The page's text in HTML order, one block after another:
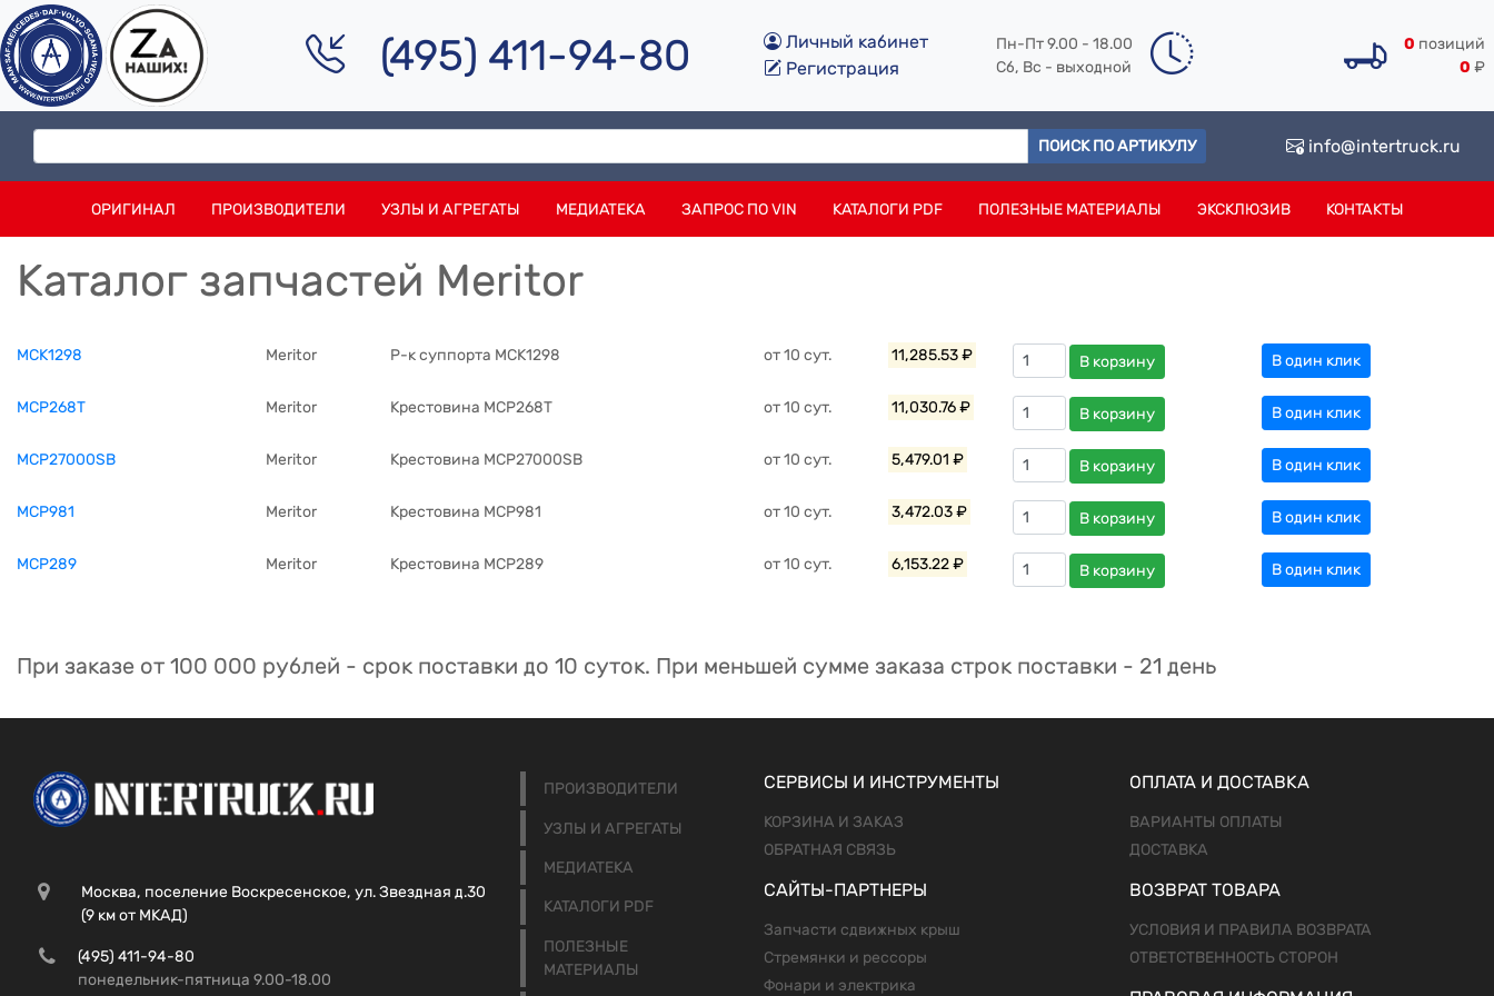
(495) 411-94-80
Личный кабинет
Регистрация
Пн-Пт 9.00 - 18.00
Сб, Вс - выходной
0 позиций
0 ₽
ПОИСК ПО АРТИКУЛУ info@intertruck.ru
ОРИГИНАЛ ПРОИЗВОДИТЕЛИ УЗЛЫ И АГРЕГАТЫ МЕДИАТЕКА ЗАПРОС ПО VIN КАТАЛОГИ PDF ПОЛЕЗНЫЕ МАТЕРИАЛЫ ЭКСКЛЮЗИВ КОНТАКТЫ
Каталог запчастей Meritor
MCK1298 Meritor Р-к суппорта MCK1298 от 10 сут. 11,285.53 ₽ В корзину В один клик
MCP268T Meritor Крестовина MCP268T от 10 сут. 11,030.76 ₽ В корзину В один клик
MCP27000SB Meritor Крестовина MCP27000SB от 10 сут. 5,479.01 ₽ В корзину В один клик
MCP981 Meritor Крестовина MCP981 от 10 сут. 3,472.03 ₽ В корзину В один клик
MCP289 Meritor Крестовина MCP289 от 10 сут. 6,153.22 ₽ В корзину В один клик
При заказе от 100 000 рублей - срок поставки до 10 суток. При меньшей сумме заказа строк поставки - 21 день
Москва, поселение Воскресенское, ул. Звездная д.30
(9 км от МКАД)
(495) 411-94-80
понедельник-пятница 9.00-18.00
ПРОИЗВОДИТЕЛИ
УЗЛЫ И АГРЕГАТЫ
МЕДИАТЕКА
КАТАЛОГИ PDF
ПОЛЕЗНЫЕ
МАТЕРИАЛЫ
СЕРВИСЫ И ИНСТРУМЕНТЫ
КОРЗИНА И ЗАКАЗ
ОБРАТНАЯ СВЯЗЬ
САЙТЫ-ПАРТНЕРЫ
Запчасти сдвижных крыш
Стремянки и рессоры
Фонари и электрика
ОПЛАТА И ДОСТАВКА
ВАРИАНТЫ ОПЛАТЫ
ДОСТАВКА
ВОЗВРАТ ТОВАРА
УСЛОВИЯ И ПРАВИЛА ВОЗВРАТА
ОТВЕТСТВЕННОСТЬ СТОРОН